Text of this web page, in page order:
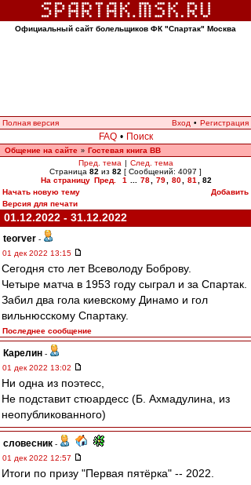
Официальный сайт болельщиков ФК "Спартак" Москва
Полная версия Вход • Регистрация
FAQ • Поиск
Общение на сайте » Гостевая книга ВВ
Пред. тема | След. тема
Страница 82 из 82 [ Сообщений: 4097 ]
На страницу Пред. 1 78 79 80 81
82
Начать новую тему
Добавить
Версия для печати
01.12.2022 - 31.12.2022
teorver -
01 дек 2022 13:15
Сегодня сто лет Всеволоду Боброву.
Четыре матча в 1953 году сыграл и за Спартак.
Забил два гола киевскому Динамо и гол
вильнюсскому Спартаку.
Последнее сообщение
Карелин -
01 дек 2022 13:02
Ни одна из поэтесс,
Не подставит стюардесс (Б. Ахмадулина, из
неопубликованного)
словесник -
01 дек 2022 12:57
Итоги по призу "Первая пятёрка" -- 2022.